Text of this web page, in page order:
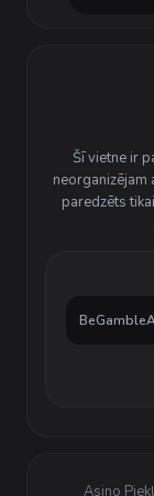
Šī vietne ir
neorganizējam
paredzēts
Asino